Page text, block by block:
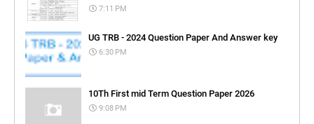
7:11 PM
UG TRB - 2024 Question Paper And Answer key
6:30 PM
10Th First mid Term Question Paper 2026
9:08 PM